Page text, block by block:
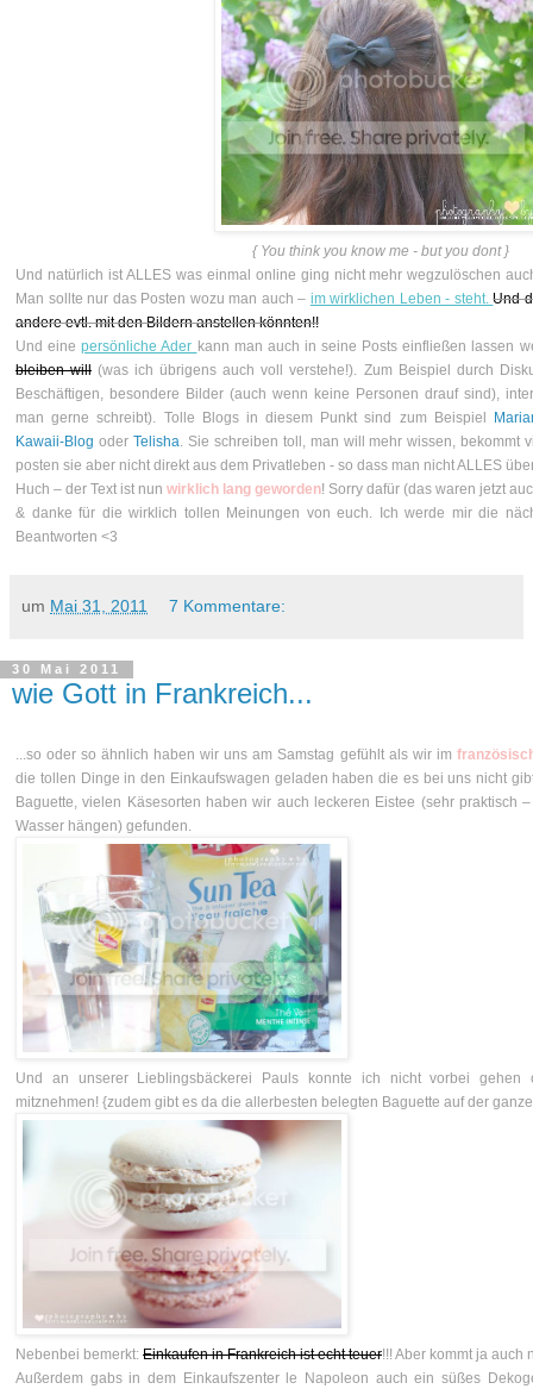
{ You think you know me - but you dont }
Und natürlich ist ALLES was einmal online ging nicht mehr wegzulöschen
Man sollte nur das Posten wozu man auch – im wirklichen Leben - steht.Und d
andere evtl. mit den Bildern anstellen könnten!!
Und einepersönliche Ader kann man auch in seine Posts einfließen lassen
bleiben will (was ich übrigens auch voll verstehe!). Zum Beispiel durch
Beschäftigen, besondere Bilder (auch wenn keine Personen drauf sind),
man gerne schreibt). Tolle Blogs in diesem Punkt sind zum Beispiel
Kawaii-Blog oder Telisha . Sie schreiben toll, man will mehr wissen, bekommt
posten sie aber nicht direkt aus dem Privatleben - so dass man nicht ALLES
Huch – der Text ist nun wirklich lang geworden! Sorry dafür (das waren jetzt
& danke für die wirklich tollen Meinungen von euch. Ich werde mir die
Beantworten <3
um Mai 31, 2011 7 Kommentare:
30 Mai 2011
wie Gott in Frankreich...
...so oder so ähnlich haben wir uns am Samstag gefühlt als wir im
die tollen Dinge in den Einkaufswagen geladen haben die es bei uns nicht
Baguette, vielen Käsesorten haben wir auch leckeren Eistee (sehr praktisch
Wasser hängen) gefunden.
Und an unserer Lieblingsbäckerei Pauls konnte ich nicht vorbei
mitznehmen! {zudem gibt es da die allerbesten belegten Baguette auf der
Nebenbei bemerkt: Einkaufen in Frankreich ist echt teuer!!! Aber kommt ja auch
Außerdem gabs in dem Einkaufszenter le Napoleon auch ein süßes